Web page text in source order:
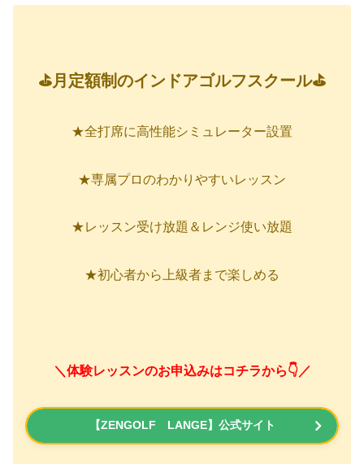
⛳月定額制のインドアゴルフスクール⛳
★全打席に高性能シミュレーター設置
★専属プロのわかりやすいレッスン
★レッスン受け放題＆レンジ使い放題
★初心者から上級者まで楽しめる
＼体験レッスンのお申込みはコチラから👇／
【ZENGOLF LANGE】公式サイト